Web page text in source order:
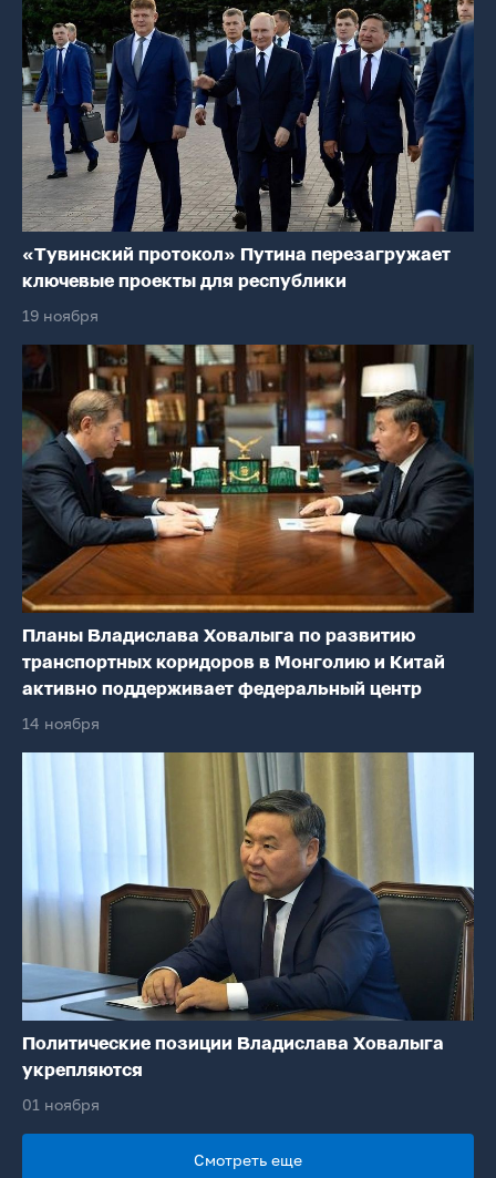
«Тувинский протокол» Путина перезагружает
ключевые проекты для республики
19 ноября
Планы Владислава Ховалыга по развитию
транспортных коридоров в Монголию и Китай
активно поддерживает федеральный центр
14 ноября
Политические позиции Владислава Ховалыга
укрепляются
01 ноября
Смотреть еще